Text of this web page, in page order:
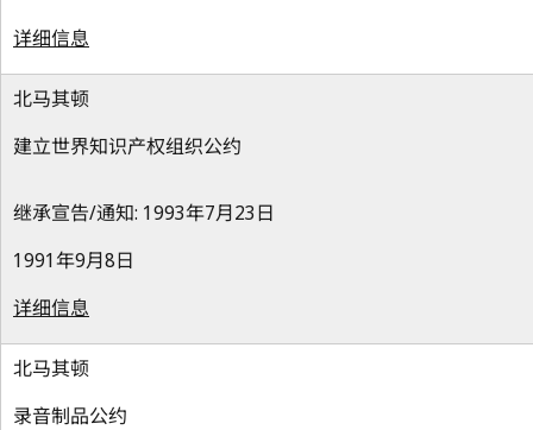
详细信息
北马其顿
建立世界知识产权组织公约
继承宣告/通知: 1993年7月23日
1991年9月8日
详细信息
北马其顿
录音制品公约